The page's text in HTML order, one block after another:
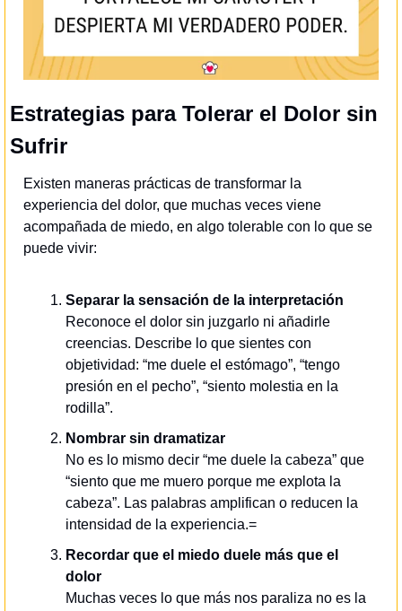
Estrategias para Tolerar el Dolor sin
Sufrir
Existen maneras prácticas de transformar la
experiencia del dolor, que muchas veces viene
acompañada de miedo, en algo tolerable con lo que se
puede vivir:
Separar la sensación de la interpretación
Reconoce el dolor sin juzgarlo ni añadirle
creencias. Describe lo que sientes con
objetividad: “me duele el estómago”, “tengo
presión en el pecho”, “siento molestia en la
rodilla”.
Nombrar sin dramatizar
No es lo mismo decir “me duele la cabeza” que
“siento que me muero porque me explota la
cabeza”. Las palabras amplifican o reducen la
intensidad de la experiencia.=
Recordar que el miedo duele más que el
dolor
Muchas veces lo que más nos paraliza no es la